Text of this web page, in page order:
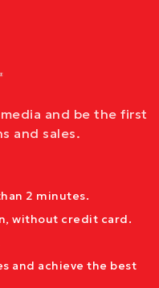
and be the first
and sales.
2 minutes.
without credit card.
and achieve the best